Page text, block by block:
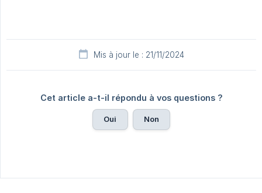
Mis à jour le : 21/11/2024
Cet article a-t-il répondu à vos questions ?
Oui Non